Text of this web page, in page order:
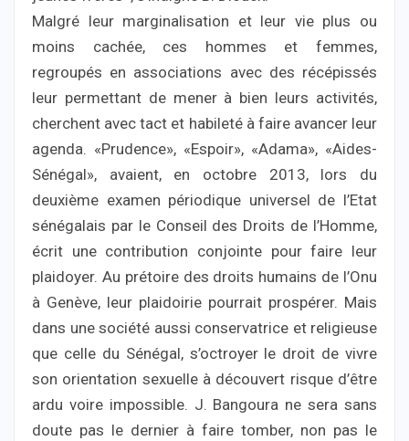
Malgré leur marginalisation et leur vie plus ou
moins cachée, ces hommes et femmes,
regroupés en associations avec des récépissés
leur permettant de mener à bien leurs activités,
cherchent avec tact et habileté à faire avancer leur
agenda. «Prudence», «Espoir», «Adama», «Aides-
Sénégal», avaient, en octobre 2013, lors du
deuxième examen périodique universel de l’Etat
sénégalais par le Conseil des Droits de l’Homme,
écrit une contribution conjointe pour faire leur
plaidoyer. Au prétoire des droits humains de l’Onu
à Genève, leur plaidoirie pourrait prospérer. Mais
dans une société aussi conservatrice et religieuse
que celle du Sénégal, s’octroyer le droit de vivre
son orientation sexuelle à découvert risque d’être
ardu voire impossible. J. Bangoura ne sera sans
doute pas le dernier à faire tomber, non pas le